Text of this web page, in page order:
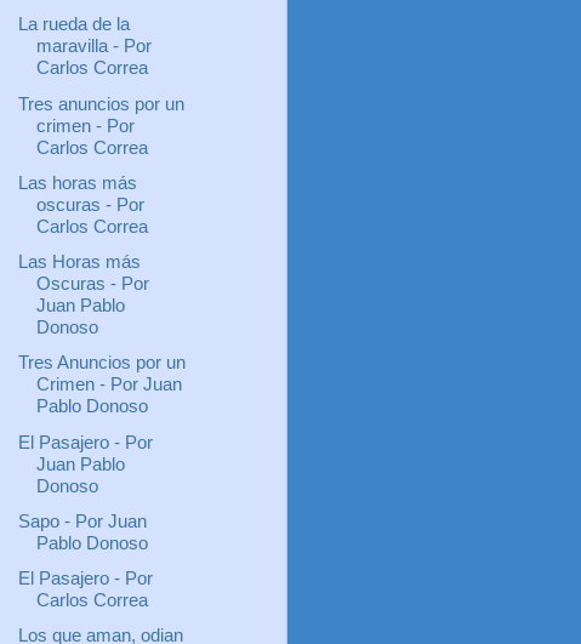
La rueda de la
maravilla - Por
Carlos Correa
Tres anuncios por un
crimen - Por
Carlos Correa
Las horas más
oscuras - Por
Carlos Correa
Las Horas más
Oscuras - Por
Juan Pablo
Donoso
Tres Anuncios por un
Crimen - Por Juan
Pablo Donoso
El Pasajero - Por
Juan Pablo
Donoso
Sapo - Por Juan
Pablo Donoso
El Pasajero - Por
Carlos Correa
Los que aman, odian